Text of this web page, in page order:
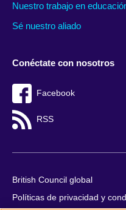
Nuestro trabajo en
Sé nuestro aliado
Conéctate con nosotros
Facebook
RSS
British Council global
Políticas de privacidad y